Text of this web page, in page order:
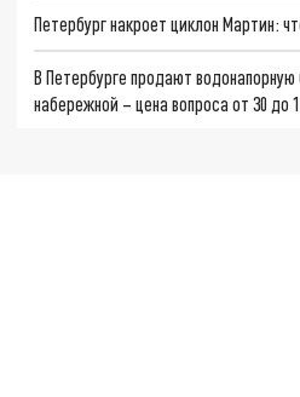
Петербург накроет циклон Мартин:
В Петербурге продают
набережной – цена вопроса от 30 до